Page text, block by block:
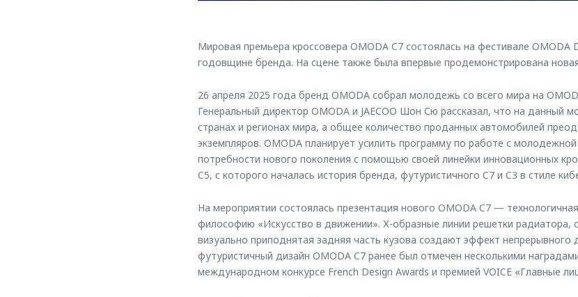
Мировая премьера кроссовера OMODA C7 состоялась на фестивале OMODA
годовщине бренда. На сцене также была впервые продемонстрирована
26 апреля 2025 года бренд OMODA собрал молодежь со всего мира на
Генеральный директор OMODA и JAECOO Шон Сю рассказал, что на данный
странах и регионах мира, а общее количество проданных автомобилей
экземпляров. OMODA планирует усилить программу по работе с
потребности нового поколения с помощью своей линейки инновационных
C5, с которого началась история бренда, футуристичного C7 и C3 в стиле
На мероприятии состоялась презентация нового OMODA C7 —
философию «Искусство в движении». Х-образные линии решетки радиатора,
визуально приподнятая задняя часть кузова создают эффект непрерывного
футуристичный дизайн OMODA C7 ранее был отмечен несколькими
международном конкурсе French Design Awards и премией VOICE «Главные